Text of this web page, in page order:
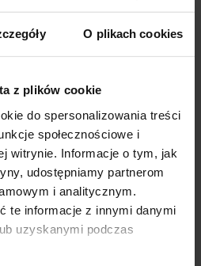
O plikach cookies
z plików cookie
do spersonalizowania treści
społecznościowe i
witrynie. Informacje o tym, jak
udostępniamy partnerom
i analitycznym.
te informacje z innymi danymi
uzyskanymi podczas